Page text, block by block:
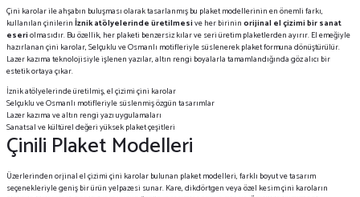
Çini karolar ile ahşabın buluşması olarak tasarlanmış bu plaket modellerinin en önemli farkı,
kullanılan çinilerinİznik atölyelerinde üretilmesive her birininorijinal el çizimi bir sanat
eseriolmasıdır. Bu özellik, her plaketi benzersiz kılar ve seri üretim plaketlerden ayırır. El emeğiyle
hazırlanan çini karolar, Selçuklu ve Osmanlı motifleriyle süslenerek plaket formuna dönüştürülür.
Lazer kazıma teknolojisiyle işlenen yazılar, altın rengi boyalarla tamamlandığında göz alıcı bir
estetik ortaya çıkar.
İznik atölyelerinde üretilmiş, el çizimi çini karolar
Selçuklu ve Osmanlı motifleriyle süslenmiş özgün tasarımlar
Lazer kazıma ve altın rengi yazı uygulamaları
Sanatsal ve kültürel değeri yüksek plaket çeşitleri
Çinili Plaket Modelleri
Üzerlerinden orjinal el çizimi çini karolar bulunan plaket modelleri, farklı boyut ve tasarım
seçenekleriyle geniş bir ürün yelpazesi sunar. Kare, dikdörtgen veya özel kesim çini karoların